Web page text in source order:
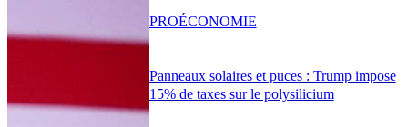
Panneaux solaires et puces : Trump impose
15% de taxes sur le polysilicium
PROÉCONOMIE